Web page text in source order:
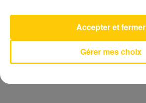
Dai Dai
Gérer mes choix
Accepter et fermer